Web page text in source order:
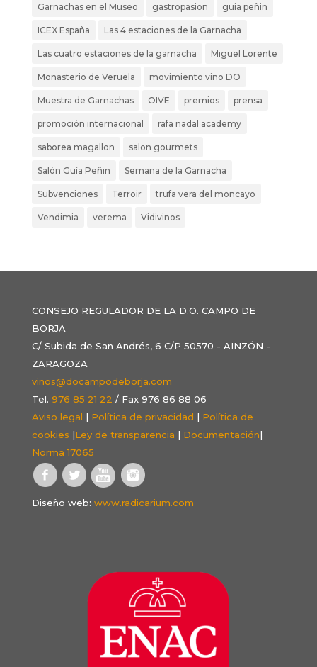
Garnachas en el Museo gastropasion guia peñin
ICEX España Las 4 estaciones de la Garnacha
Las cuatro estaciones de la garnacha Miguel Lorente
Monasterio de Veruela movimiento vino DO
Muestra de Garnachas OIVE premios prensa
promoción internacional rafa nadal academy
saborea magallon salon gourmets
Salón Guía Peñin Semana de la Garnacha
Subvenciones Terroir trufa vera del moncayo
Vendimia verema Vidivinos
CONSEJO REGULADOR DE LA D.O. CAMPO DE
BORJA
C/ Subida de San Andrés, 6 C/P 50570 - AINZÓN -
ZARAGOZA
vinos@docampodeborja.com
Tel. 976 85 21 22 / Fax 976 86 88 06
Aviso legal | Política de privacidad | Política de
cookies |Ley de transparencia | Documentación|
Norma 17065
Diseño web: www.radicarium.com